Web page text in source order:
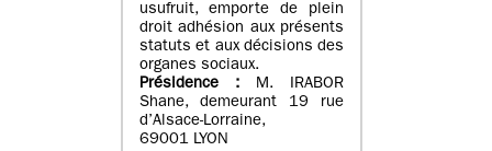
usufruit, emporte de plein
droit adhésion aux présents
statuts et aux décisions des
organes sociaux.
Présidence : M. IRABOR
Shane, demeurant 19 rue
d’Alsace-Lorraine,
69001 LYON